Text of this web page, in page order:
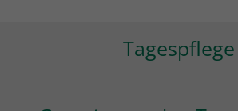
Tagespflege